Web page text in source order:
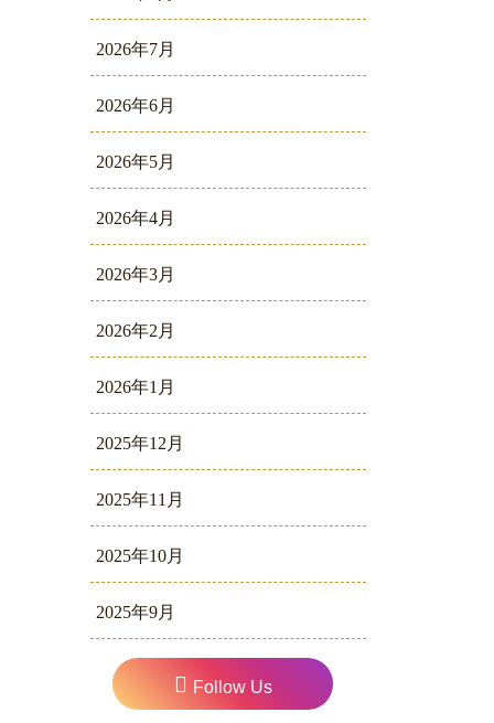
2026年7月
2026年6月
2026年5月
2026年4月
2026年3月
2026年2月
2026年1月
2025年12月
2025年11月
2025年10月
2025年9月
Follow Us